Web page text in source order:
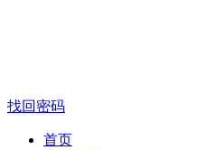
找回密码
首页